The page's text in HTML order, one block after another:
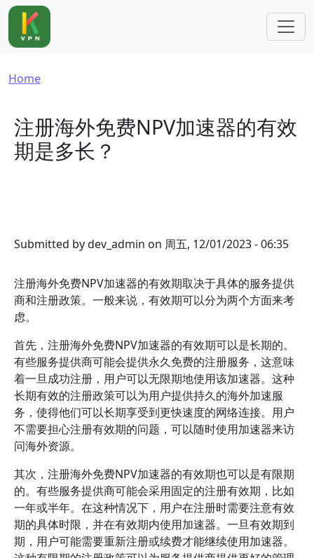
Skip to main content
Breadcrumb
Home
注册海外免费NPV加速器的有效
期是多长？
Submitted bydev_admin on 周五, 12/01/2023 - 06:35
注册海外免费NPV加速器的有效期取决于具体的服务提供
商和注册政策。一般来说，有效期可以分为两个方面来考
虑。
首先，注册海外免费NPV加速器的有效期可以是长期的。
有些服务提供商可能会提供永久免费的注册服务，这意味
着一旦成功注册，用户可以无限期地使用该加速器。这种
长期有效的注册政策可以为用户提供持久的海外加速服
务，使得他们可以长期享受到更快速度的网络连接。用户
不需要担心注册有效期的问题，可以随时使用加速器来访
问海外资源。
其次，注册海外免费NPV加速器的有效期也可以是有限期
的。有些服务提供商可能会采用固定的注册有效期，比如
一年或半年。在这种情况下，用户在注册时需要注意有效
期的具体时限，并在有效期内使用加速器。一旦有效期到
期，用户可能需要重新注册或续费才能继续使用加速器。